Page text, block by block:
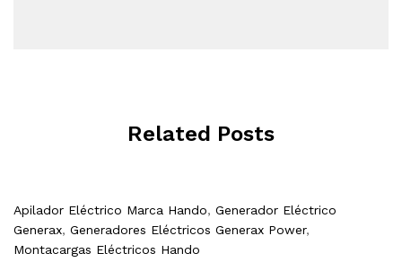
Related Posts
Apilador Eléctrico Marca Hando, Generador Eléctrico
Generax, Generadores Eléctricos Generax Power,
Montacargas Eléctricos Hando